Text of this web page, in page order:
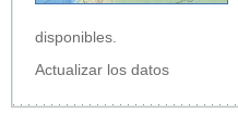
disponibles.
Actualizar los datos